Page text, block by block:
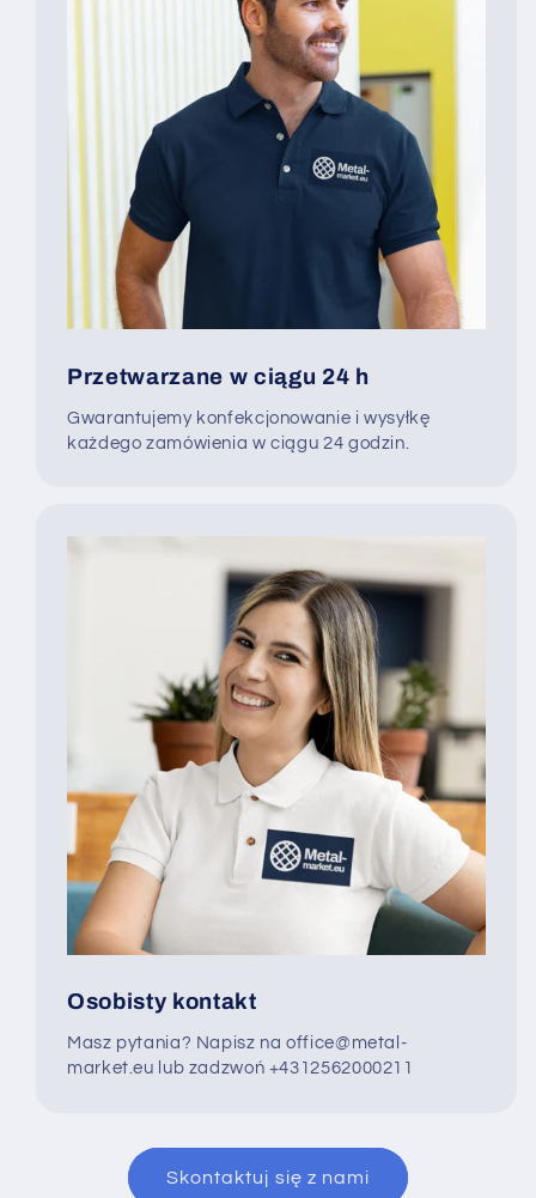
Przetwarzane w ciągu 24 h
Gwarantujemy konfekcjonowanie i wysyłkę
każdego zamówienia w ciągu 24 godzin.
Osobisty kontakt
Masz pytania? Napisz na office@metal-
market.eu lub zadzwoń +4312562000211
Skontaktuj się z nami